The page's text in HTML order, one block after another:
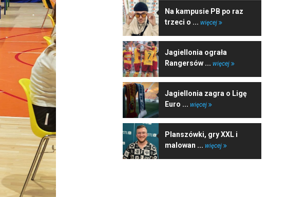
Na kampusie PB po raz
trzeci o ... więcej
Jagiellonia ograła
Rangersów ... więcej
Jagiellonia zagra o Ligę
Euro ... więcej
Planszówki, gry XXL i
malowan ... więcej